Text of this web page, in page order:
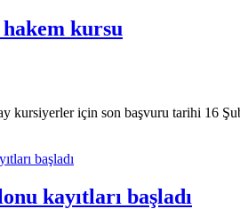
kursu
kursiyerler için son başvuru tarihi 16
kayıtları başladı